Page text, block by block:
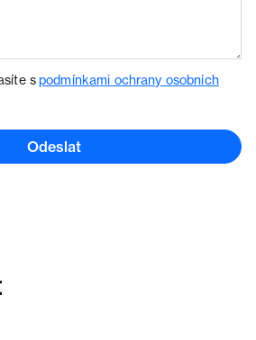
spodmínkami ochrany osobních
Odeslat